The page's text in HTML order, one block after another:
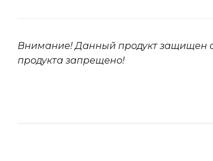
Внимание! Данный продукт защищен
продукта запрещено!